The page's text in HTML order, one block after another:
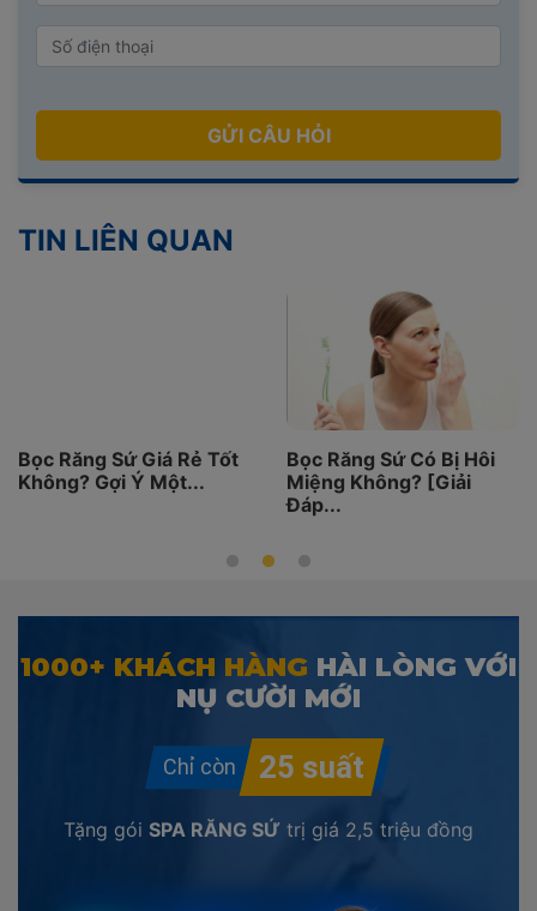
GỬI CÂU HỎI
TIN LIÊN QUAN
Bọc Răng Sứ Giá Rẻ Tốt
Không? Gợi Ý Một...
Bọc Răng Sứ Có Bị Hôi
Miệng Không? [Giải
Đáp...
1000+ KHÁCH HÀNG HÀI LÒNG VỚI
NỤ CƯỜI MỚI
Tặng gói SPA RĂNG SỨ trị giá 2,5 triệu đồng